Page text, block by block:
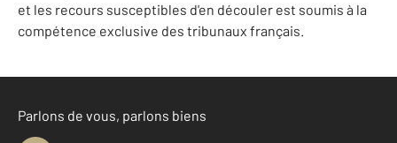
et les recours susceptibles d'en découler est soumis à la
compétence exclusive des tribunaux français.
Parlons de vous, parlons biens